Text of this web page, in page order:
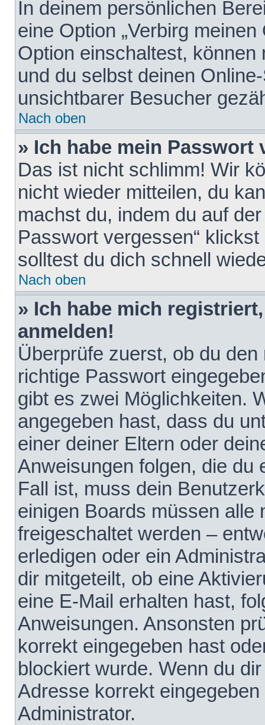
In deinem persönlichen
eine Option „Verbirg
Option einschaltest,
und du selbst deinen
unsichtbarer Besucher
Nach oben
» Ich habe mein Passwort
Das ist nicht schlimm! Wir
nicht wieder mitteilen, du
machst du, indem du auf
Passwort vergessen“
solltest du dich schnell
Nach oben
» Ich habe mich
anmelden!
Überprüfe zuerst, ob du
richtige Passwort
gibt es zwei Möglichkeiten.
angegeben hast, dass du
einer deiner Eltern oder
Anweisungen folgen, die du
Fall ist, muss dein
einigen Boards müssen alle
freigeschaltet werden –
erledigen oder ein
dir mitgeteilt, ob eine
eine E-Mail erhalten hast,
Anweisungen. Ansonsten
korrekt eingegeben hast
blockiert wurde. Wenn du
Adresse korrekt
Administrator.